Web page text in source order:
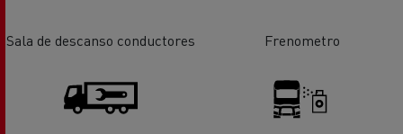
Sala de descanso conductores Frenometro